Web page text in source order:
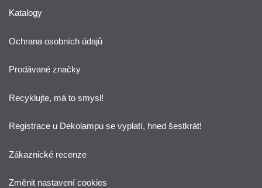
Katalogy
Ochrana osobních údajů
Prodávané značky
Recyklujte, má to smysl!
Registrace u Dekolampu se vyplatí, hned šestkrát!
Zákaznické recenze
Změnit nastavení cookies